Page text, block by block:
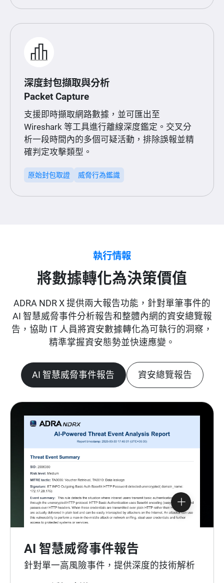
深度封包擷取與分析
Packet Capture
支援即時擷取網路數據，並可匯出至
Wireshark 等工具進行離線深度鑑定。交叉分
析一段時間內的多個可疑活動，排除誤報並精
確判定攻擊類型。
原始封包取證 威脅行為鑑識
執行情報
將數據轉化為決策價值
ADRA NDR X 提供兩大報告功能，針對單筆事件的
AI 智慧威脅事件分析報告和整體內網的資安總覽報
告，協助 IT 人員將資安數據轉化為可執行的洞察，
精準掌握資安態勢並快速應變。
AI 智慧威脅事件報告 資安總覽報告
AI 智慧威脅事件報告
針對單一高風險事件，提供深度的技術解析